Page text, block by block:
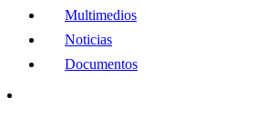
Multimedios
Noticias
Documentos